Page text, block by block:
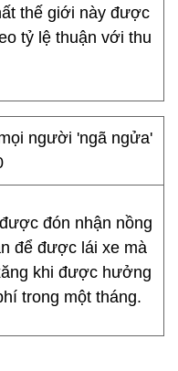
thế giới này được
tỷ lệ thuận với thu
đón nhận nồng
để được lái xe mà
khi được hưởng
trong một tháng.